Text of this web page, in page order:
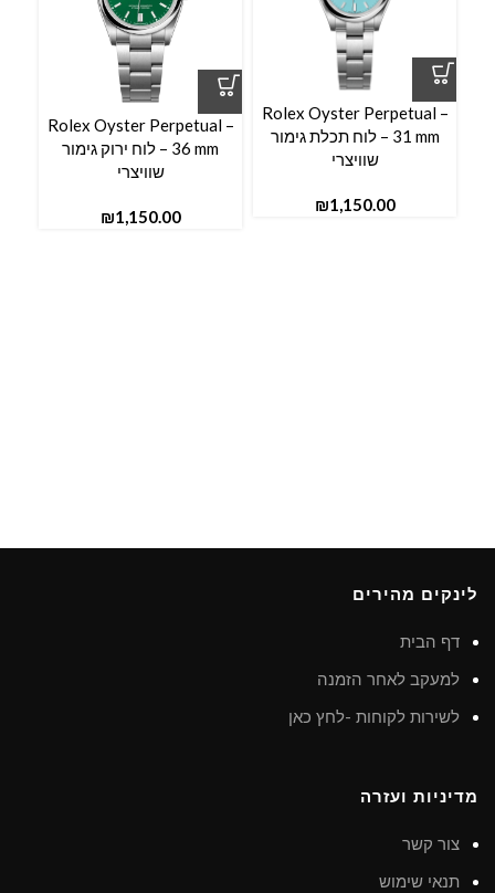
Rolex Oyster Perpetual –
31 mm – לוח תכלת גימור
שוויצרי
₪
Rolex Oyster Perpetual –
36 mm – לוח ירוק גימור
שוויצרי
₪
לינקים מהירים
דף הבית
למעקב לאחר הזמנה
לשירות לקוחות -לחץ כאן
מדיניות ועזרה
צור קשר
תנאי שימוש